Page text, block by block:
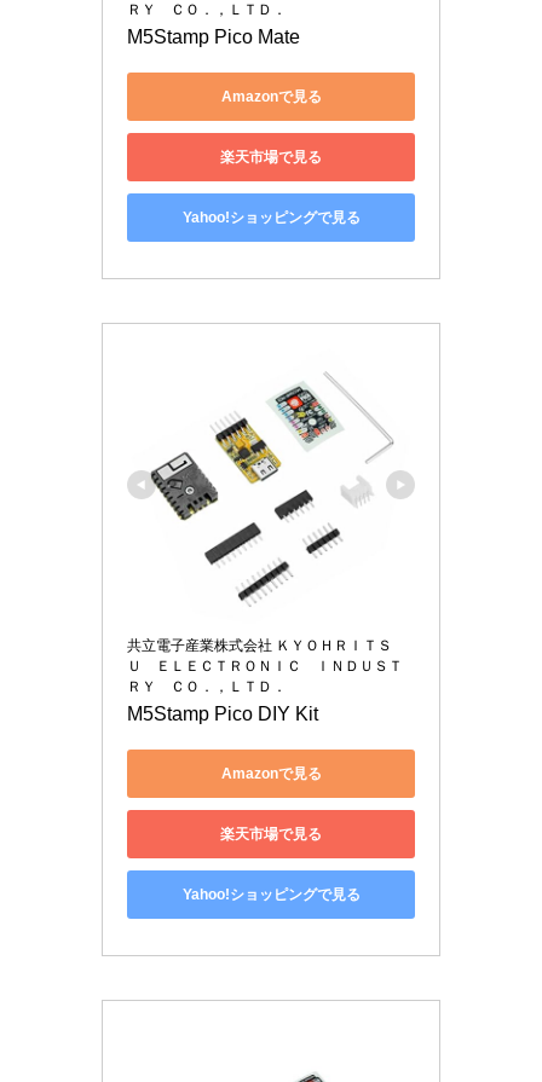
ＲＹ ＣＯ．，ＬＴＤ．
M5Stamp Pico Mate
Amazonで見る
楽天市場で見る
Yahoo!ショッピングで見る
共立電子産業株式会社 ＫＹＯＨＲＩＴＳ
Ｕ ＥＬＥＣＴＲＯＮＩＣ ＩＮＤＵＳＴ
ＲＹ ＣＯ．，ＬＴＤ．
M5Stamp Pico DIY Kit
Amazonで見る
楽天市場で見る
Yahoo!ショッピングで見る